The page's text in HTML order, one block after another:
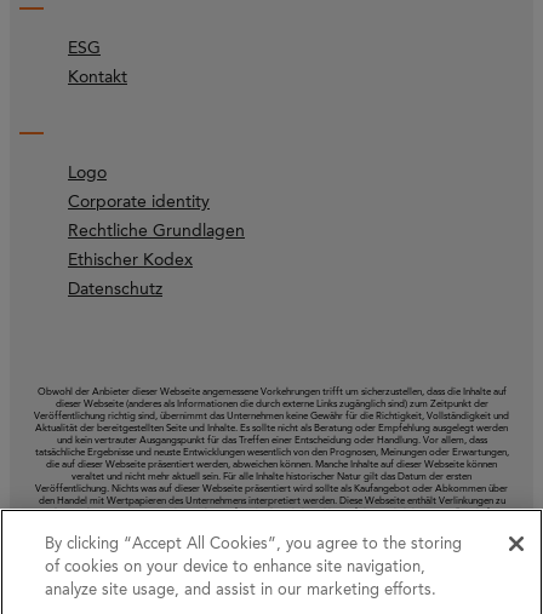
ESG
Kontakt
Logo
Corporate identity
Rechtliche Grundlagen
Ethischer Kodex
Datenschutz
Obwohl der Anbieter dieser Webseite angemessene Vorkehrungen trifft um sicherzustellen, dass die Inhalte auf
dieser Webseite (anderes als Informationen die durch externe Links zugänglich sind) zum Zeitpunkt der
Veröffentlichung richtig sind, übernimmt das Unternehmen keine Gewähr für die Richtigkeit, Vollständigkeit und
Aktualität der bereitgestellten Seite und Inhalte. Es sollte nicht als Beratung oder Empfehlung ausgelegt werden
und kein vertrauter Ausgangspunkt für das Treffen einer Entscheidung oder Handlung. Vor allem, dass
tatsächliche Ergebnisse und neuste Entwicklungen wesentlich von den Prognosen, Meinungen oder Erwartungen,
die auf dieser Webseite präsentiert werden, abweichen können. Manche Inhalte auf dieser Webseite können
veraltet und nicht mehr aktuell sein. Für alle Inhalte historischer Natur gilt das Datum der ersten
Veröffentlichung. Nichts was auf dieser Webseite präsentiert wird sollte als Kaufangebot oder Abkommen über
den Handel mit Wertpapieren des Unternehmens interpretiert werden. Diese Webseite enthält Verlinkungen zu
andern Webseiten. Das Unternehmen überprüft nicht den Inhalt und hat auf deren Inhalt keinen Einfluss, haftet
By clicking “Accept All Cookies”, you agree to the storing
of cookies on your device to enhance site navigation,
analyze site usage, and assist in our marketing efforts.